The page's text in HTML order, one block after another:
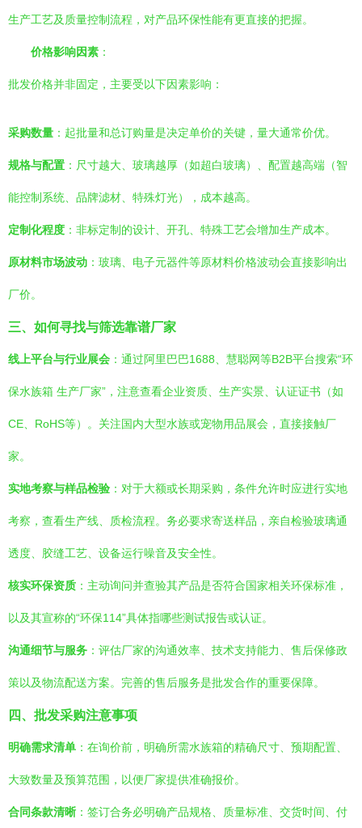
生产工艺及质量控制流程，对产品环保性能有更直接的把握。
价格影响因素 ：
批发价格并非固定，主要受以下因素影响：
采购数量 ：起批量和总订购量是决定单价的关键，量大通常价优。
规格与配置 ：尺寸越大、玻璃越厚（如超白玻璃）、配置越高端（智
能控制系统、品牌滤材、特殊灯光），成本越高。
定制化程度 ：非标定制的设计、开孔、特殊工艺会增加生产成本。
原材料市场波动 ：玻璃、电子元器件等原材料价格波动会直接影响出
厂价。
三、如何寻找与筛选靠谱厂家
线上平台与行业展会 ：通过阿里巴巴1688、慧聪网等B2B平台搜索“环
保水族箱 生产厂家”，注意查看企业资质、生产实景、认证证书（如
CE、RoHS等）。关注国内大型水族或宠物用品展会，直接接触厂
家。
实地考察与样品检验 ：对于大额或长期采购，条件允许时应进行实地
考察，查看生产线、质检流程。务必要求寄送样品，亲自检验玻璃通
透度、胶缝工艺、设备运行噪音及安全性。
核实环保资质 ：主动询问并查验其产品是否符合国家相关环保标准，
以及其宣称的“环保114”具体指哪些测试报告或认证。
沟通细节与服务 ：评估厂家的沟通效率、技术支持能力、售后保修政
策以及物流配送方案。完善的售后服务是批发合作的重要保障。
四、批发采购注意事项
明确需求清单 ：在询价前，明确所需水族箱的精确尺寸、预期配置、
大致数量及预算范围，以便厂家提供准确报价。
合同条款清晰 ：签订合务必明确产品规格、质量标准、交货时间、付